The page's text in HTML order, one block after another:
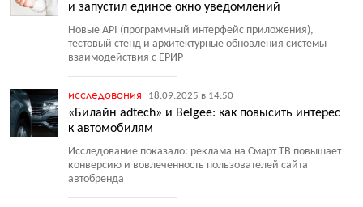
и запустил единое окно уведомлений
Новые API (программный интерфейс приложения),
тестовый стенд и архитектурные обновления системы
взаимодействия с ЕРИР
исследования 18.09.2025 в 14:50
«Билайн adtech» и Belgee: как повысить интерес
к автомобилям
Исследование показало: реклама на Смарт ТВ повышает
конверсию и вовлеченность пользователей сайта
автобренда